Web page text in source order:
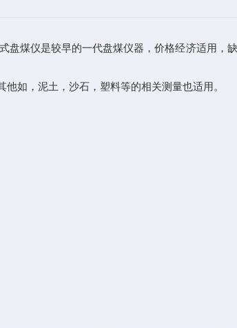
盘煤仪是较早的一代盘煤仪器，价格经济适用，
如，泥土，沙石，塑料等的相关测量也适用。